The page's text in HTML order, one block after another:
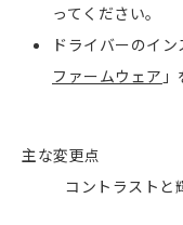
ってください。
ドライバーのイ
ファームウェア
主な変更点
コントラストと